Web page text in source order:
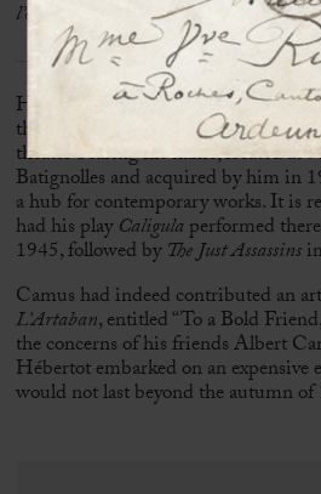
l’opinion d’Albert Camus sur Artaban.
Hébertot and Camus had known
through their theatrical
theater bearing his name, located at
Batignolles and acquired by him in
a hub for contemporary works. It is
had his playCaligulaperformed
1945, followed byThe Just Assassins
Camus had indeed contributed an
L’Artaban, entitled “To a Bold
the concerns of his friends Albert
Hébertot embarked on an
would not last beyond the autumn